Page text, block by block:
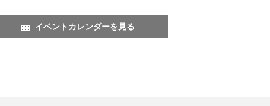
イベントカレンダーを見る